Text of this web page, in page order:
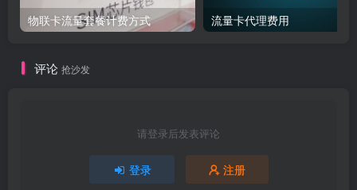
物联卡流量套餐计费方式 流量卡代理费用
评论 抢沙发
请登录后发表评论
登录 注册